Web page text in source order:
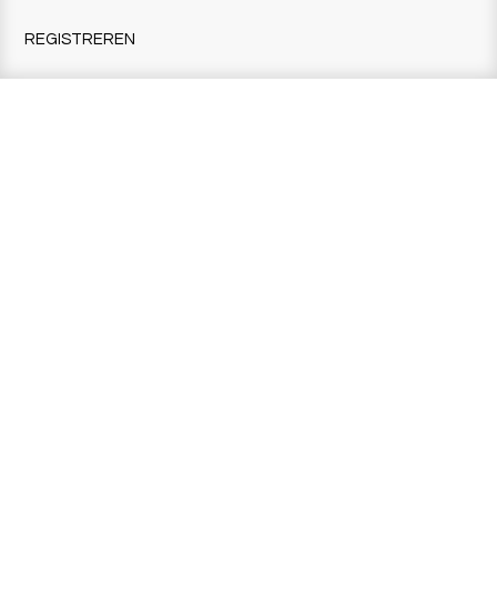
REGISTREREN